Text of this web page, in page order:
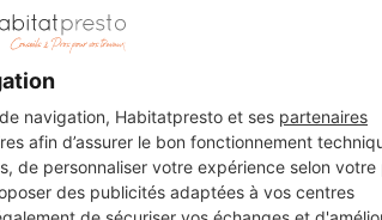
navigation, Habitatpresto et ses partenaires
afin d’assurer le bon fonctionnement
de personnaliser votre expérience selon votre
des publicités adaptées à vos centres
Légal
Charte cookies